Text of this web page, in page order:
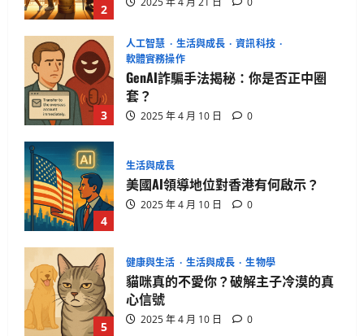
3 2025 年 4 月 10 日 0
4
生活與成長
美國AI領導地位對香港有何啟示？
2025 年 4 月 10 日
5
健康與生活
貓咪真的不愛你？破解主子冷漠的真
心信號
1
生活與成長
華碩智慧手錶值得買嗎？揭開健康科
技真相
2025 年 4 月 21 日 0